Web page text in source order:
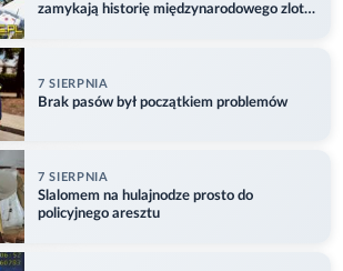
zamykają historię międzynarodowego zlotu
7 SIERPNIA
Brak pasów był początkiem problemów
7 SIERPNIA
Slalomem na hulajnodze prosto do
policyjnego aresztu